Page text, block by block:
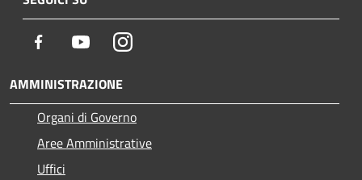
Facebook YoutubeInstagram
AMMINISTRAZIONE
Organi di Governo
Aree Amministrative
Uffici